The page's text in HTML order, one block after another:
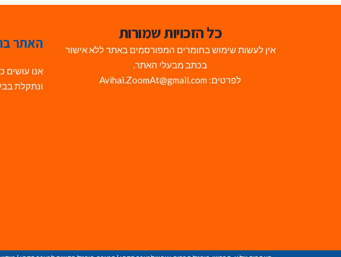
כל הזכויות שמורות
אין לעשות שימוש בחומרים המפורסמים באתר ללא אישור
בכתב מבעלי האתר.
לפרטים: Avihai.ZoomAt@gmail.com
האתר
אנו
ונתקלת